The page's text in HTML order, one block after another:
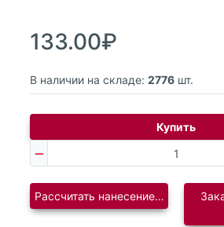
133.00₽
В наличии на складе: 2776 шт.
Купить
Рассчитать нанесение логотипа